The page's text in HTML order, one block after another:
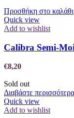
Προσθήκη στο καλάθι
Quick view
Add to wishlist
Calibra Semi-
€8,20
Sold out
Διαβάστε περισσότερα
Quick view
Add to wishlist